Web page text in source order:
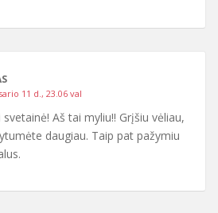
11 d., 23.06 val
Aš tai myliu!! Grįšiu vėliau,
daugiau. Taip pat pažymiu